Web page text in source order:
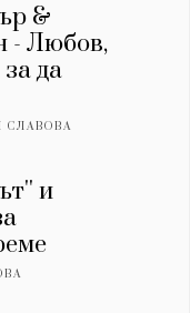
&
- Любов,
да
СЛАВОВА
и